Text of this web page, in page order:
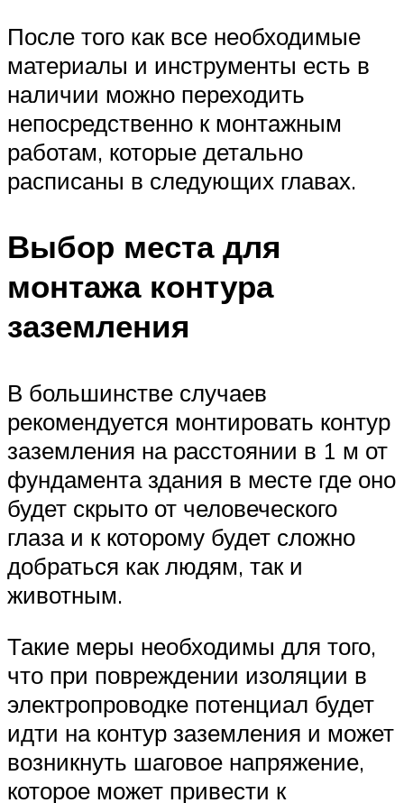
После того как все необходимые
материалы и инструменты есть в
наличии можно переходить
непосредственно к монтажным
работам, которые детально
расписаны в следующих главах.
Выбор места для
монтажа контура
заземления
В большинстве случаев
рекомендуется монтировать контур
заземления на расстоянии в 1 м от
фундамента здания в месте где оно
будет скрыто от человеческого
глаза и к которому будет сложно
добраться как людям, так и
животным.
Такие меры необходимы для того,
что при повреждении изоляции в
электропроводке потенциал будет
идти на контур заземления и может
возникнуть шаговое напряжение,
которое может привести к